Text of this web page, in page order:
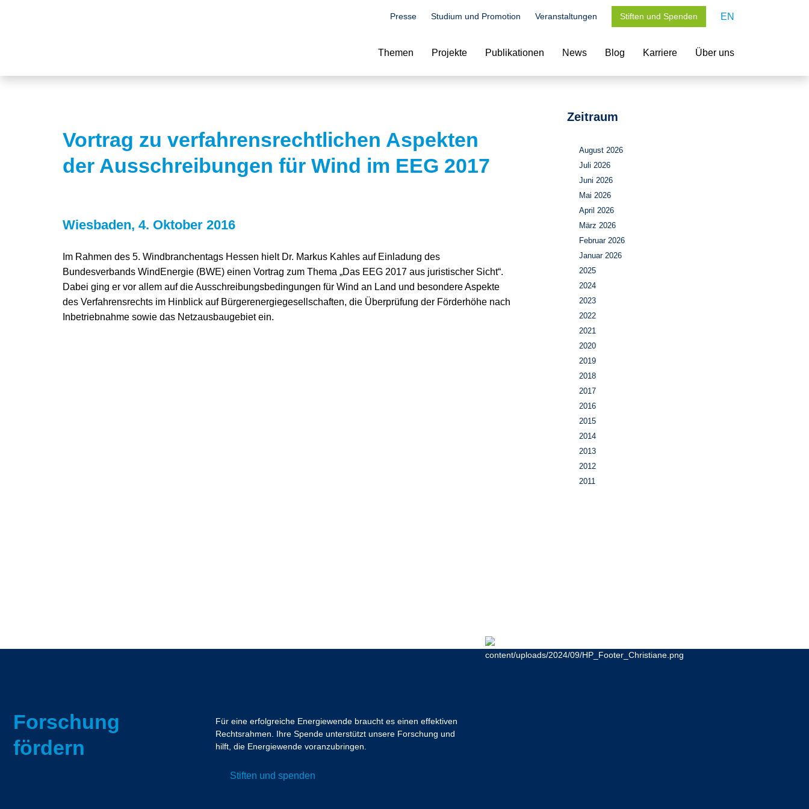
Presse Studium und Promotion Veranstaltungen Stiften und Spenden EN
Themen Projekte Publikationen News Blog Karriere Über uns
Vortrag zu verfahrensrechtlichen Aspekten
der Ausschreibungen für Wind im EEG 2017
Wiesbaden, 4. Oktober 2016
Im Rahmen des 5. Windbranchentags Hessen hielt Dr. Markus Kahles auf Einladung des
Bundesverbands WindEnergie (BWE) einen Vortrag zum Thema „Das EEG 2017 aus juristischer Sicht“.
Dabei ging er vor allem auf die Ausschreibungsbedingungen für Wind an Land und besondere Aspekte
des Verfahrensrechts im Hinblick auf Bürgerenergiegesellschaften, die Überprüfung der Förderhöhe nach
Inbetriebnahme sowie das Netzausbaugebiet ein.
Zeitraum
August 2026
Juli 2026
Juni 2026
Mai 2026
April 2026
März 2026
Februar 2026
Januar 2026
2025
2024
2023
2022
2021
2020
2019
2018
2017
2016
2015
2014
2013
2012
2011
Forschung
fördern
Für eine erfolgreiche Energiewende braucht es einen effektiven
Rechtsrahmen. Ihre Spende unterstützt unsere Forschung und
hilft, die Energiewende voranzubringen.
Stiften und spenden